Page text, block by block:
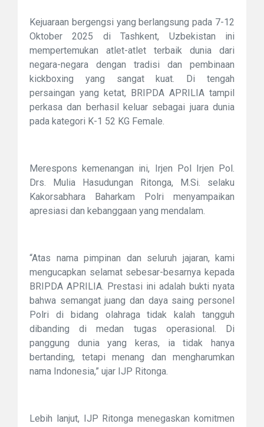
Kejuaraan bergengsi yang berlangsung pada 7-12
Oktober 2025 di Tashkent, Uzbekistan ini
mempertemukan atlet-atlet terbaik dunia dari
negara-negara dengan tradisi dan pembinaan
kickboxing yang sangat kuat. Di tengah
persaingan yang ketat, BRIPDA APRILIA tampil
perkasa dan berhasil keluar sebagai juara dunia
pada kategori K-1 52 KG Female.
Merespons kemenangan ini, Irjen Pol Irjen Pol.
Drs. Mulia Hasudungan Ritonga, M.Si. selaku
Kakorsabhara Baharkam Polri menyampaikan
apresiasi dan kebanggaan yang mendalam.
“Atas nama pimpinan dan seluruh jajaran, kami
mengucapkan selamat sebesar-besarnya kepada
BRIPDA APRILIA. Prestasi ini adalah bukti nyata
bahwa semangat juang dan daya saing personel
Polri di bidang olahraga tidak kalah tangguh
dibanding di medan tugas operasional. Di
panggung dunia yang keras, ia tidak hanya
bertanding, tetapi menang dan mengharumkan
nama Indonesia,” ujar IJP Ritonga.
Lebih lanjut, IJP Ritonga menegaskan komitmen